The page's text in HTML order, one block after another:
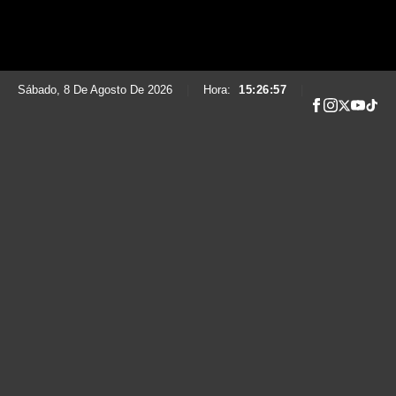
Sábado, 8 De Agosto De 2026 Hora: 15:26:58